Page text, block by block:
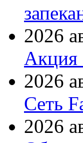
2026
Акция
2026
Сеть
2026